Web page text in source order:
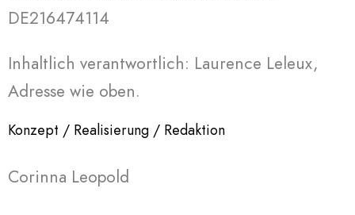
DE216474114
Inhaltlich verantwortlich: Laurence Leleux,
Adresse wie oben.
Konzept / Realisierung / Redaktion
Corinna Leopold